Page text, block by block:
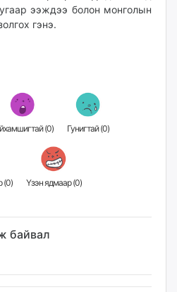
ээждээ болон монголын
гэнэ.
Гайхамшигтай (0) Гунигтай (0)
Жихүүцмээр (0) Үзэн ядмаар (0)
байвал